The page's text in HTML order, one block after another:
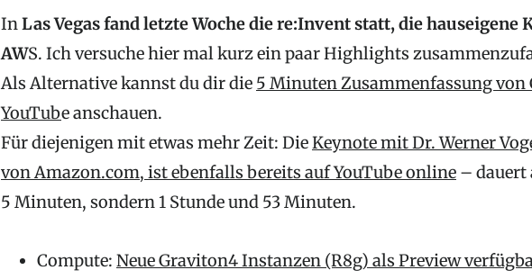
InLas Vegas fand letzte Woche die re:Invent statt, die hauseigene
AWS. Ich versuche hier mal kurz ein paar Highlights
Als Alternative kannst du dir die 5 Minuten Zusammenfassung von
YouTube anschauen.
Für diejenigen mit etwas mehr Zeit: DieKeynote mit Dr. Werner
von Amazon.com, ist ebenfalls bereits auf YouTube online – dauert
5 Minuten, sondern 1 Stunde und 53 Minuten.
Compute: Neue Graviton4 Instanzen (R8g) als Preview